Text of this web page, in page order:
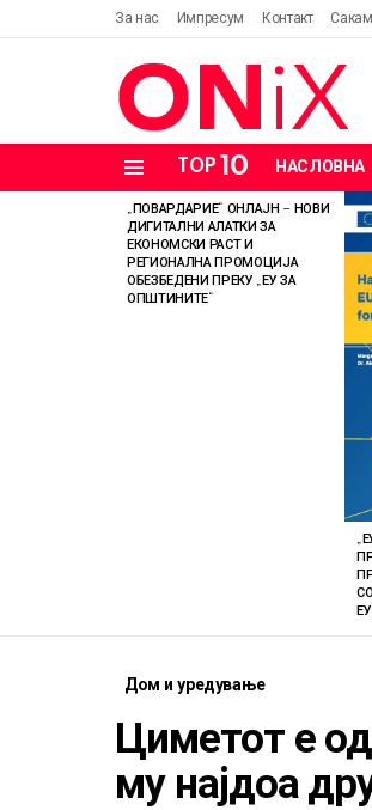
За нас Импресум Контакт
TOP 10 НАСЛОВНА
LATEST
STORIES
„ПОВАРДАРИЕ“ ОНЛАЈН – НОВИ
ДИГИТАЛНИ АЛАТКИ ЗА
ЕКОНОМСКИ РАСТ И
РЕГИОНАЛНА ПРОМОЦИЈА
ОБЕЗБЕДЕНИ ПРЕКУ „ЕУ ЗА
ОПШТИНИТЕ“
ЕУ
Дом и уредување
Циметот е
му најдоа